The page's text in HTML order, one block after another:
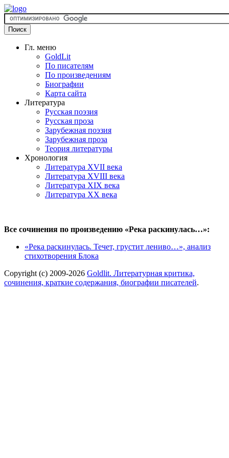
Гл. меню
GoldLit
По писателям
По произведениям
Биографии
Карта сайта
Литература
Русская поэзия
Русская проза
Зарубежная поэзия
Зарубежная проза
Теория литературы
Хронология
Литература XVII века
Литература XVIII века
Литература XIX века
Литература XX века
Все сочинения по произведению «Река раскинулась…»:
«Река раскинулась. Течет, грустит лениво…», анализ
стихотворения Блока
Copyright (c) 2009-2026 Goldlit. Литературная критика,
сочинения, краткие содержания, биографии писателей.